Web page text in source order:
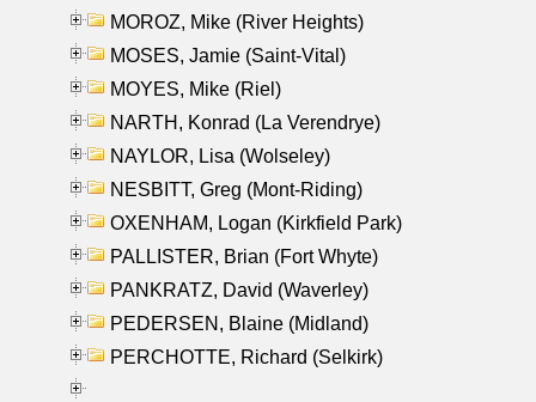
MOROZ, Mike (River Heights)
MOSES, Jamie (Saint-Vital)
MOYES, Mike (Riel)
NARTH, Konrad (La Verendrye)
NAYLOR, Lisa (Wolseley)
NESBITT, Greg (Mont-Riding)
OXENHAM, Logan (Kirkfield Park)
PALLISTER, Brian (Fort Whyte)
PANKRATZ, David (Waverley)
PEDERSEN, Blaine (Midland)
PERCHOTTE, Richard (Selkirk)